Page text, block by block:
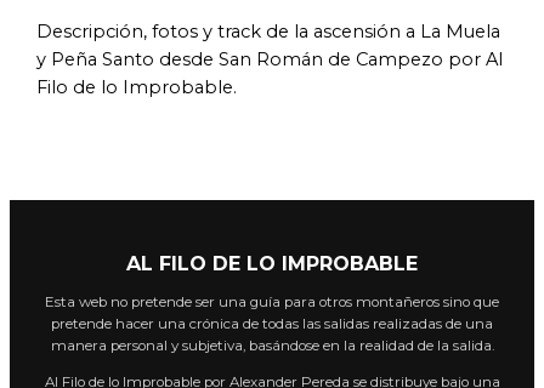
Descripción, fotos y track de la ascensión a La Muela
y Peña Santo desde San Román de Campezo por Al
Filo de lo Improbable.
AL FILO DE LO IMPROBABLE
Esta web no pretende ser una guía para otros montañeros sino que
pretende hacer una crónica de todas las salidas realizadas de una
manera personal y subjetiva, basándose en la realidad de la salida.
Al Filo de lo Improbable por Alexander Pereda se distribuye bajo una